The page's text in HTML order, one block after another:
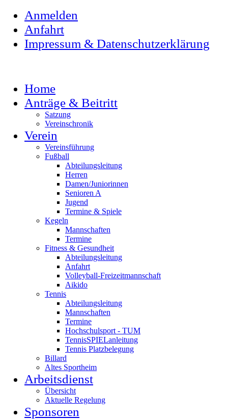
Anmelden
Anfahrt
Impressum & Datenschutzerklärung
Home
Anträge & Beitritt
Satzung
Vereinschronik
Verein
Vereinsführung
Fußball
Abteilungsleitung
Herren
Damen/Juniorinnen
Senioren A
Jugend
Termine & Spiele
Kegeln
Mannschaften
Termine
Fitness & Gesundheit
Abteilungsleitung
Anfahrt
Volleyball-Freizeitmannschaft
Aikido
Tennis
Abteilungsleitung
Mannschaften
Termine
Hochschulsport - TUM
TennisSPIELanleitung
Tennis Platzbelegung
Billard
Altes Sportheim
Arbeitsdienst
Übersicht
Aktuelle Regelung
Sponsoren